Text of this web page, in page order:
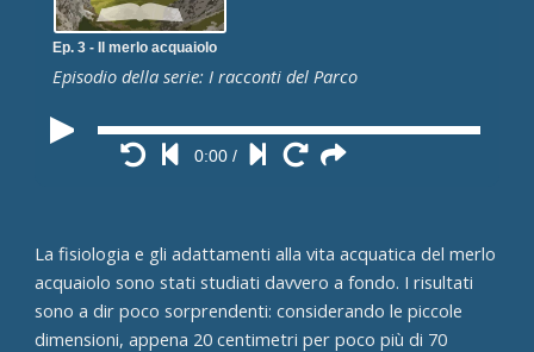
Ep. 3 - Il merlo acquaiolo
Episodio della serie: I racconti del Parco
0:00 /
La fisiologia e gli adattamenti alla vita acquatica del merlo
acquaiolo sono stati studiati davvero a fondo. I risultati
sono a dir poco sorprendenti: considerando le piccole
dimensioni, appena 20 centimetri per poco più di 70